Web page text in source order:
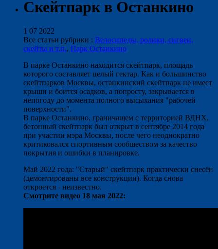
Скейтпарк в Останкино
1 07 2022
Все статьи рубрики : Велосипеды, ролики, сигвеи,
скейты и т.п., Парк Останкино
В парке Останкино находится скейтпарк, площадь
которого составляет целый гектар. Как и большинство
скейтпарков Москвы, останкинский скейтпарк не имеет
крыши и боится осадков, а попросту, закрывается в
непогоду до момента полного высыхания "рабочей
поверхности".
В парке Останкино, граничащем с территорией ВДНХ,
бетонный скейтпарк был открыт в сентябре 2014 года
при участии мэра Москвы, после чего неоднократно
критиковался спортивным сообществом за качество
покрытия и ошибки в планировке.
Май 2022 года: "Старый" скейтпарк практически снесён
(демонтированы все конструкции). Когда снова
откроется - неизвестно.
Смотрите видео 18 мая 2022: